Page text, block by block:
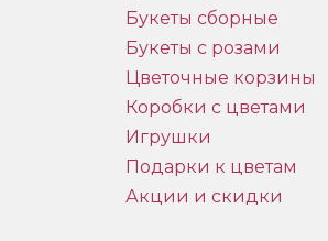
Букеты сборные
Букеты с розами
Цветочные корзины
Коробки с цветами
Игрушки
Подарки к цветам
Акции и скидки